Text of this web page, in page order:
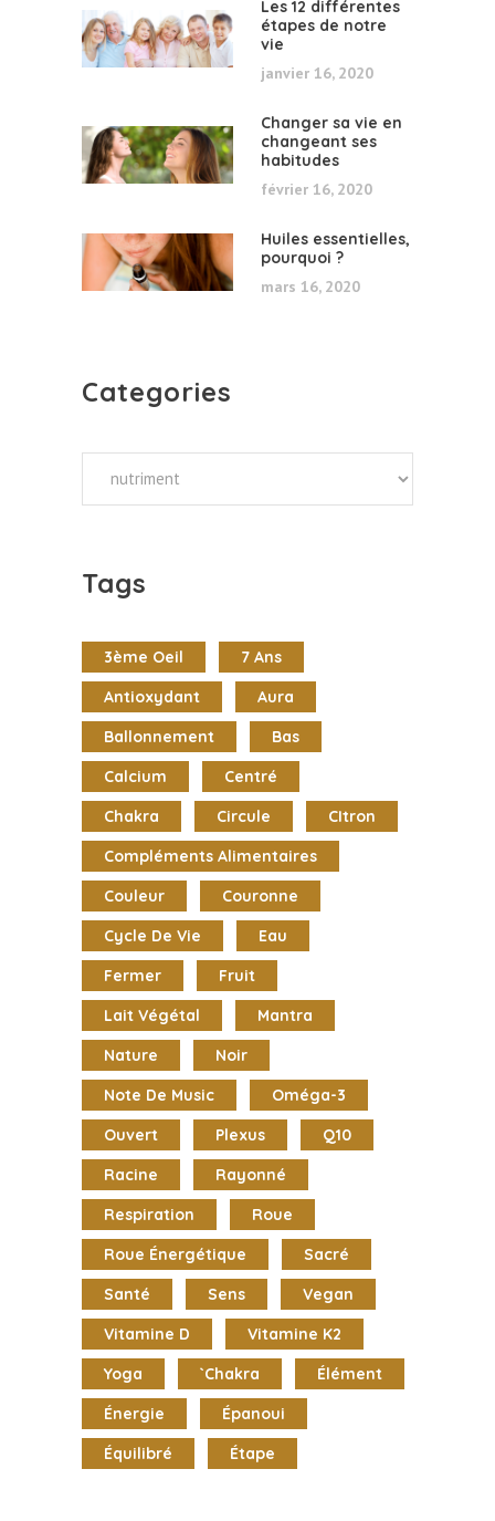
Les 12 différentes
étapes de notre
vie
janvier 16, 2020
Changer sa vie en
changeant ses
habitudes
février 16, 2020
Huiles essentielles,
pourquoi ?
mars 16, 2020
Categories
Categories
Tags
3ème Oeil
7 Ans
Antioxydant
Aura
Ballonnement
Bas
Calcium
Centré
Chakra
Circule
CItron
Compléments Alimentaires
Couleur
Couronne
Cycle De Vie
Eau
Fermer
Fruit
Lait Végétal
Mantra
Nature
Noir
Note De Music
Oméga-3
Ouvert
Plexus
Q10
Racine
Rayonné
Respiration
Roue
Roue Énergétique
Sacré
Santé
Sens
Vegan
Vitamine D
Vitamine K2
Yoga
`chakra
Élément
Énergie
Épanoui
Équilibré
Étape